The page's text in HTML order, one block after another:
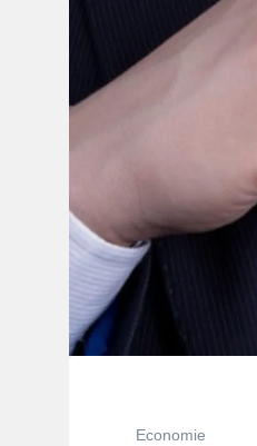
Economie